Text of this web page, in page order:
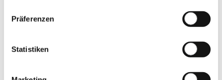
Präferenzen
Statistiken